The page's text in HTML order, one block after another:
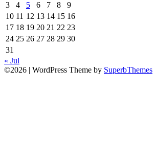
3
4 5 6 7 8
9
10 11 12 13 14 15 16
17 18 19 20 21 22 23
24 25 26 27 28 29 30
31
« Jul
©2026 | WordPress Theme by SuperbThemes